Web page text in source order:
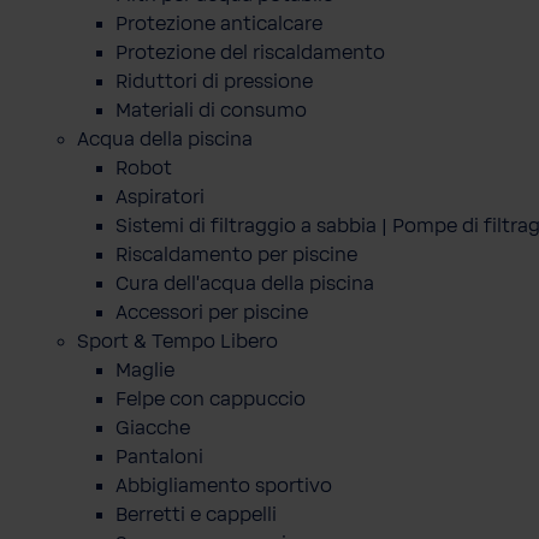
Protezione anticalcare
Protezione del riscaldamento
Riduttori di pressione
Materiali di consumo
Acqua della piscina
Robot
Aspiratori
Sistemi di filtraggio a sabbia | Pompe di
Riscaldamento per piscine
Cura dell'acqua della piscina
Accessori per piscine
Sport & Tempo Libero
Maglie
Felpe con cappuccio
Giacche
Pantaloni
Abbigliamento sportivo
Berretti e cappelli